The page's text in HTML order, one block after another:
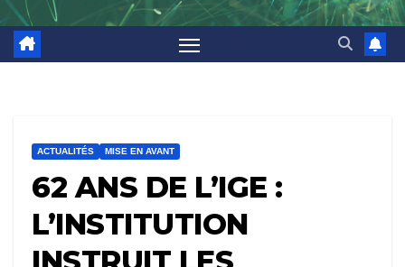
ACTUALITÉS MISE EN AVANT
62 ANS DE L’IGE :
L’INSTITUTION